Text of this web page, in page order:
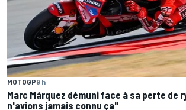
MOTOGP9 h
Marc Márquez démuni face à sa perte de
n'avions jamais connu ça"